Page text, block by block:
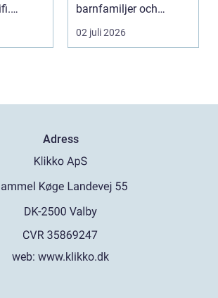
barnfamiljer och
natur&au...
02 juli 2026
Adress
web: www.klikko.dk